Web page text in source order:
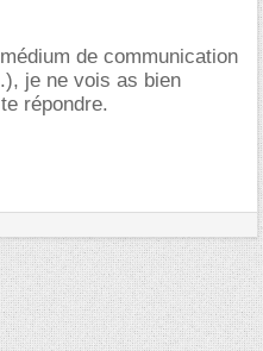
de communication
je ne vois as bien
répondre.